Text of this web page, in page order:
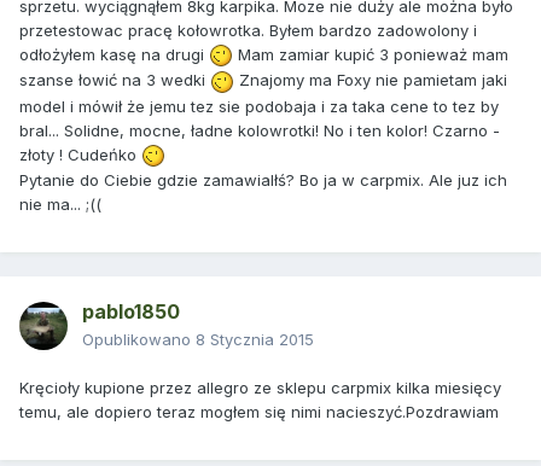
sprzetu. wyciągnąłem 8kg karpika. Moze nie duży ale można było
przetestowac pracę kołowrotka. Byłem bardzo zadowolony i
odłożyłem kasę na drugi
Mam zamiar kupić 3 ponieważ mam
szanse łowić na 3 wedki
Znajomy ma Foxy nie pamietam jaki
model i mówił że jemu tez sie podobaja i za taka cene to tez by
bral... Solidne, mocne, ładne kolowrotki! No i ten kolor! Czarno -
złoty ! Cudeńko
Pytanie do Ciebie gdzie zamawialłś? Bo ja w carpmix. Ale juz ich
nie ma... ;((
pablo1850
Opublikowano 8 Stycznia 2015
Kręcioły kupione przez allegro ze sklepu carpmix kilka miesięcy
temu, ale dopiero teraz mogłem się nimi nacieszyć.Pozdrawiam